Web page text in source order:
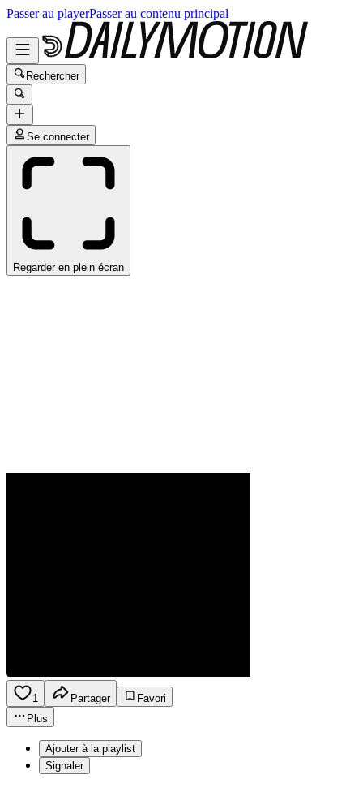
Passer au playerPasser au contenu principal
Rechercher
Se connecter
Regarder en plein écran
1 Partager
Favori
Plus
Ajouter à la playlist
Signaler